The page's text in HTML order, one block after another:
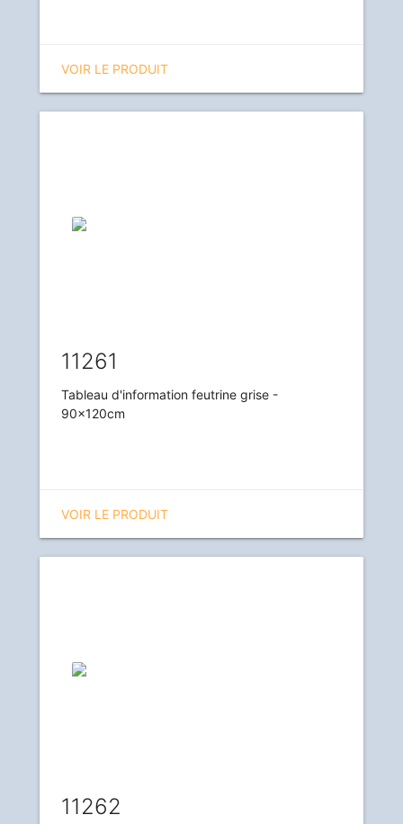
VOIR LE PRODUIT
11261
Tableau d'information feutrine grise -
90x120cm
VOIR LE PRODUIT
11262